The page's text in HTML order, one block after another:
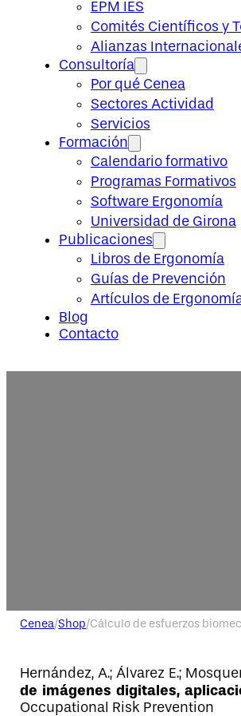
EPM IES
Comités Científicos y
Alianzas
Consultoría
Por qué Cenea
Sectores Actividad
Servicios
Formación
Calendario formativo
Programas Formativos
Software Ergonomía
Universidad de Girona
Publicaciones
Libros de Ergonomía
Guías de Prevención
Artículos de
Blog
Contacto
Cenea/Shop/Cálculo de esfuerzos
Hernández, A.; Álvarez E.;
de imágenes digitales,
Occupational Risk Prevention